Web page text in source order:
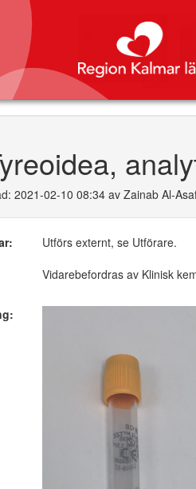
2021-02-10 08:34 av Zainab Al-
Utförs externt, se Utförare.
Vidarebefordras av Klinisk